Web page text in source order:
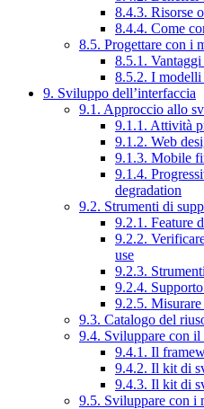
8.4.3. Risorse
8.4.4. Come
8.5. Progettare con i
8.5.1.
8.5.2. I
9. Sviluppo dell’interfaccia
9.1. Approccio allo
9.1.1. Attività
9.1.2. Web
9.1.3. Mobile
9.1.4.
degradation
9.2. Strumenti di
9.2.1. Feature
9.2.2.
use
9.2.3.
9.2.4.
9.2.5.
9.3. Catalogo del
9.4. Sviluppare con il
9.4.1. Il
9.4.2. Il kit di
9.4.3. Il kit di
9.5. Sviluppare con i